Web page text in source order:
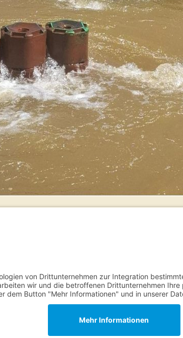
Fremdiswalder Str. 2
04808 Wurzen
Email: sekretariat(at)fz-
Telefon:03 42 61 / 409 09
Telefax: 03 42 61 / 409 12